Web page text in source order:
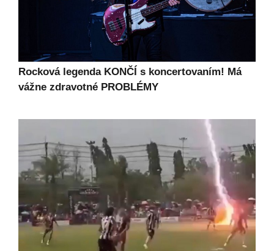
Rocková legenda KONČÍ s koncertovaním! Má
vážne zdravotné PROBLÉMY